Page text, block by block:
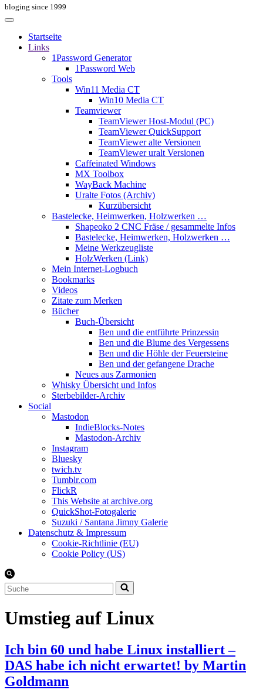
bloging since 1999
Startseite
Links
1Password Generator
1Password Web
Tools
Win11 Media CT
Win10 Media CT
Teamviewer
TeamViewer Host-Modul (PC)
TeamViewer QuickSupport
TeamViewer alte Versionen
TeamViewer uralt Versionen
Caffeinated Windows
MX Toolbox
WayBack Machine
Uralte Fotos (Archiv)
Kurzübersicht
Bastelecke, Heimwerken, Holzwerken …
Shapeoko 2 CNC Fräse / gesammelte Infos
Bastelecke, Heimwerken, Holzwerken …
Meine Werkzeugliste
HolzWerken (Link)
Mein Internet-Logbuch
Bookmarks
Videos
Zitate zum Merken
Bücher
Buch-Übersicht
Ben und die entführte Prinzessin
Ben und die Blume des Vergessens
Ben und die Höhle der Feuersteine
Ben und der gefangene Drache
Neues aus Zarmonien
Whisky Übersicht und Infos
Sterbebilder-Archiv
Social
Mastodon
IndieBlocks-Notes
Mastodon-Archiv
Instagram
Bluesky
twich.tv
Tumblr.com
FlickR
This Website at archive.org
QuickShot-Fotogalerie
Suzuki / Santana Jimny Galerie
Datenschutz & Impressum
Cookie-Richtlinie (EU)
Cookie Policy (US)
Suchen
nach …
Umstieg auf Linux
Ich bin 60 und habe Linux installiert –
DAS habe ich nicht erwartet! by Martin
Goldmann